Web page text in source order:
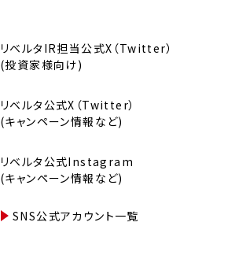
リベルタIR担当公式X（Twitter）
(投資家様向け)
リベルタ公式X（Twitter）
(キャンペーン情報など)
リベルタ公式Instagram
(キャンペーン情報など)
SNS公式アカウント一覧